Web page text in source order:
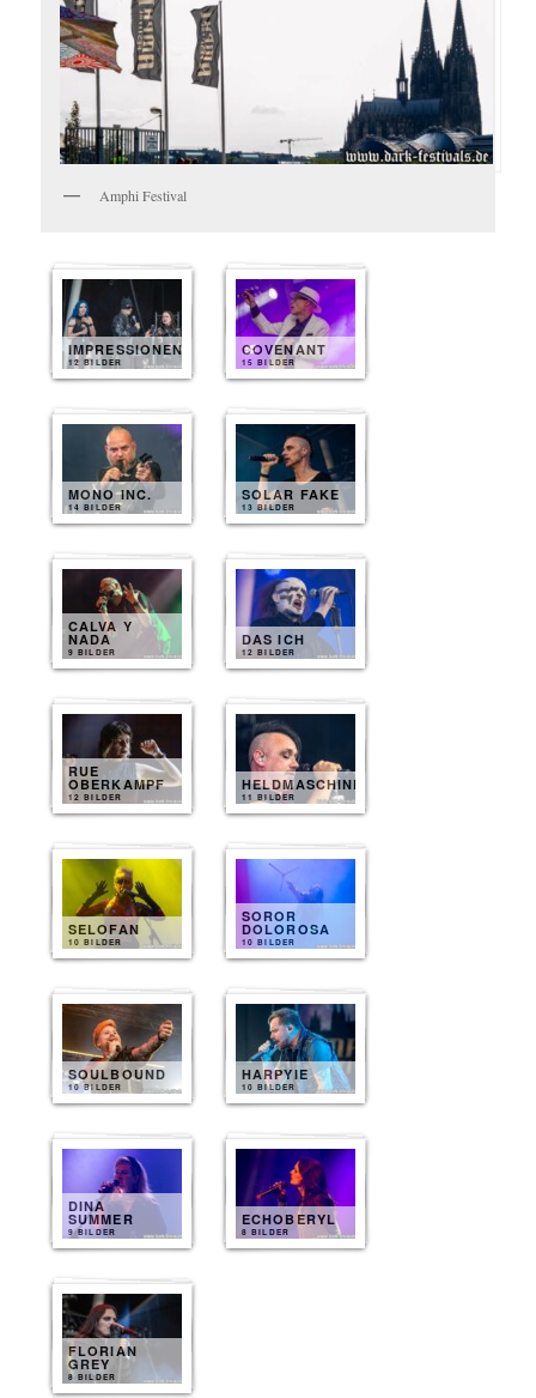
Amphi Festival
IMPRESSIONEN
12 BILDER
COVENANT
15 BILDER
MONO INC.
14 BILDER
SOLAR FAKE
13 BILDER
CALVA Y
NADA
9 BILDER
DAS ICH
12 BILDER
RUE
OBERKAMPF
12 BILDER
HELDMASCHINE
11 BILDER
SELOFAN
10 BILDER
SOROR
DOLOROSA
10 BILDER
SOULBOUND
10 BILDER
HARPYIE
10 BILDER
DINA
SUMMER
9 BILDER
ECHOBERYL
8 BILDER
FLORIAN
GREY
8 BILDER